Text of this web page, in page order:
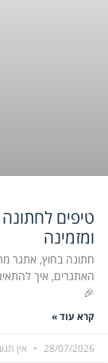
טיפים
ומזמינה
חתונה בחוץ, אתגר
האתגרים, איך
🎉
קרא עוד »
28/07/2026 אין